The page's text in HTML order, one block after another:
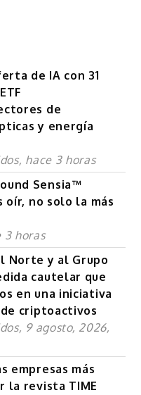
de IA con 31
de
y energía
hace 3 horas
Sensia™
oír, no solo la más
3 horas
Norte y al Grupo
cautelar que
en una iniciativa
criptoactivos
9 agosto, 2026,
empresas más
la revista TIME